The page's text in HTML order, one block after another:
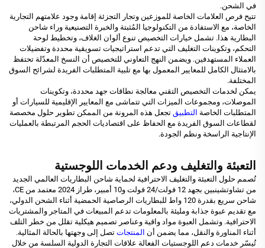
في الشحن.
تتيح فرص العلامات الخاصة للموزعين وتجار التجزئة إقامة وجود علامتهم التجارية
الخاصة، مع الاستفادة من التكنولوجيا المُثبتة والخبرة التصنيعية وراء شاحن
البطارية هذا. تشمل خيارات التخصيص تنوع ألوان الغلاف، وتخطيط لوحة
التحكم، وتكوينات التغليف التي تدعم استراتيجيات تسويقية محددة وتفضيلات
العملاء المستهدفين. ويضمن النهج التعاوني للتخصيص أن النسخ المعدّلة تحتفظ
بالامتثال الكامل للمعايير المعمول بها مع تلبية المتطلبات الفريدة لشرائح السوق
المختلفة.
يمكن لخدمات التخصيص التقني معالجة نطاقات جهد محددة، وتكوينات
الموصلات، ومجموعات الميزات التي تتماشى مع المعايير الإقليمية للسيارات أو
المتطلبات الخاصة التطبيق تجعل هذه المرونة من الممكن تطوير حلول مخصصة
لقطاعات السوق الفريدة مع الحفاظ على اقتصاديات الحجم المرتبطة بالعمليات
الإنتاجية الراسخة ونظم الجودة.
التعبئة والتغليف ودعم الخدمات اللوجستية
تُصمم حلول التعبئة والتغليف الاحترافية لحماية شاحن البطاريات العالمي الجديد
من تشاوتشينبين بجهد 12 فولت/24 فولت و10 أمبير، طراز 2024 معتمد من CE،
شاحن سريع بقدرة 120 واط للبطاريات الرصاصية الحمضية أثناء الشحن الدولي،
مع تقديم عبوة جذابة ومليئة بالمعلومات تدعم المبيعات في المتاجر والمشتريات
الاحترافية. وتشمل العبوة مواد واقية وعناصر تصميم هيكلية تقلل من خطر التلف
أثناء المناورة والنقل، مما يضمن أن المنتجات تصل إلى وجهتها بالحالة المثالية.
تُيسّر خدمات دعم اللوجستيات الفعالة علاقات التجارة الدولية السلسة من خلال